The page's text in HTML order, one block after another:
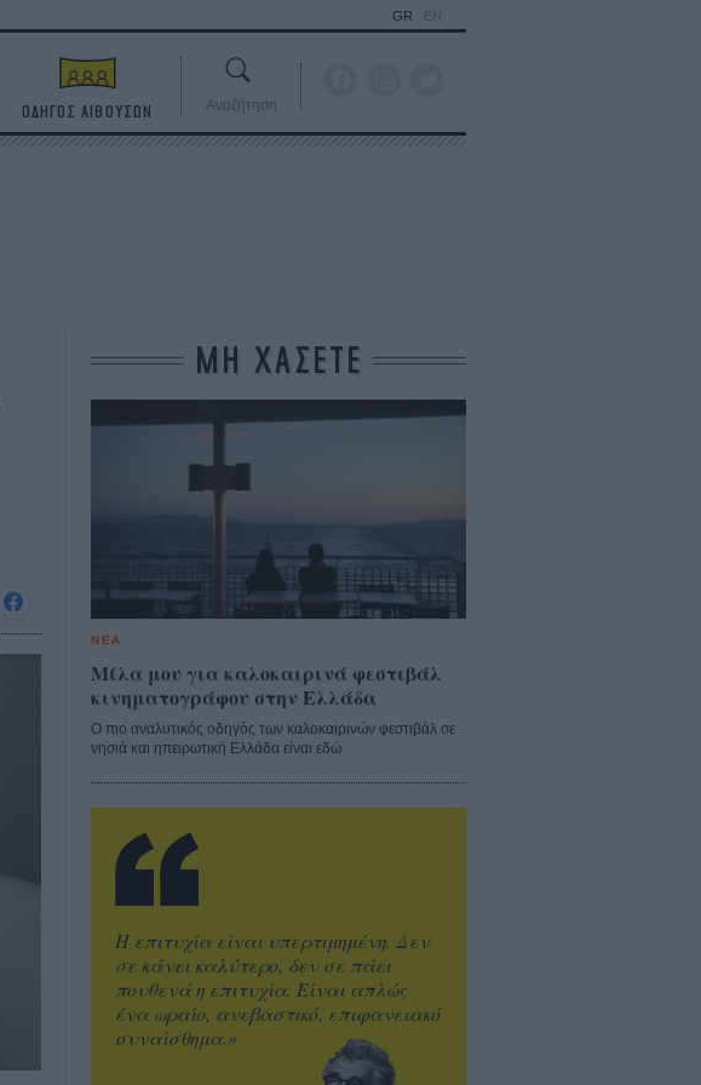
GR EN
ΟΔΗΓΟΣ ΑΙΘΟΥΣΩΝ Αναζήτηση
ΜΗ ΧΑΣΕΤΕ
ΝΕΑ
Μίλα μου για καλοκαιρινά φεστιβάλ
κινηματογράφου στην Ελλάδα
Ο πιο αναλυτικός οδηγός των καλοκαιρινών φεστιβάλ σε
νησιά και ηπειρωτική Ελλάδα είναι εδώ
Η επιτυχία είναι υπερτιμημένη. Δεν
σε κάνει καλύτερο, δεν σε πάει
πουθενά η επιτυχία. Είναι απλώς
ένα ωραίο, ανεβαστικό, επιφανειακό
συναίσθημα.»